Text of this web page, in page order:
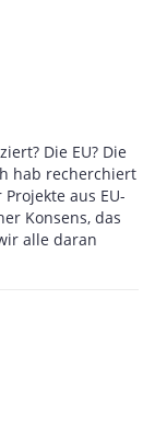
Die EU? Die
hab recherchiert
aus EU-
Konsens, das
alle daran